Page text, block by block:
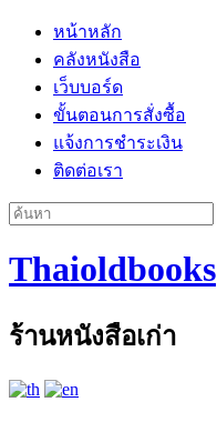
หน้าหลัก
คลังหนังสือ
เว็บบอร์ด
ขั้นตอนการสั่งซื้อ
แจ้งการชำระเงิน
ติดต่อเรา
Thaioldbooks
ร้านหนังสือเก่า